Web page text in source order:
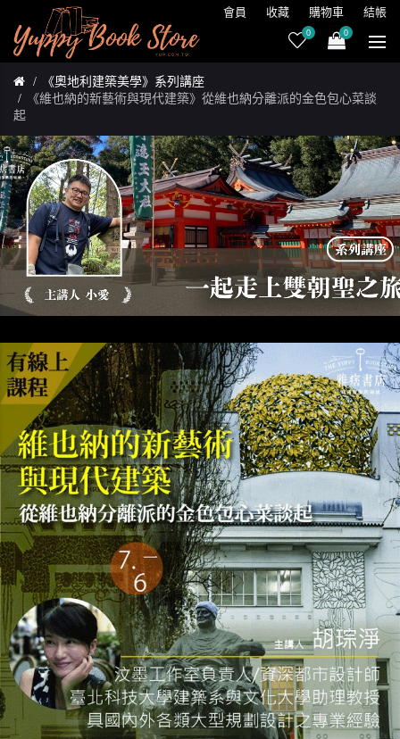
會員 收藏 購物車 結帳
0 0
《奧地利建築美學》系列講座
《維也納的新藝術與現代建築》從維也納分離派的金色包心菜談
起